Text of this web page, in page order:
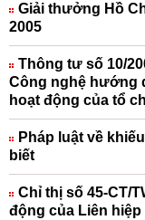
Giải thưởng Hồ
2005
Thông tư số 10/
Công nghệ hướng
hoạt động của tổ
Pháp luật về
biết
Chỉ thị số 45-CT/
động của Liên